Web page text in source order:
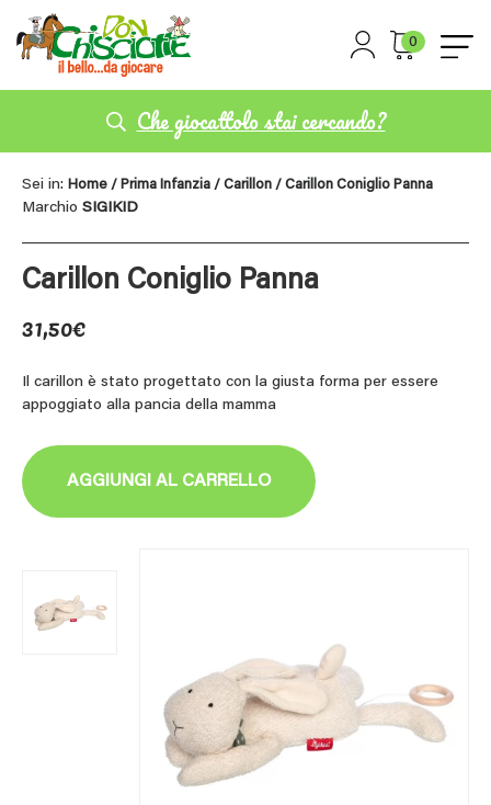
0
Che giocattolo stai cercando?
Sei in: Home / Prima Infanzia / Carillon / Carillon Coniglio Panna
Marchio SIGIKID
Carillon Coniglio Panna
31,50€
Il carillon è stato progettato con la giusta forma per essere
appoggiato alla pancia della mamma
AGGIUNGI AL CARRELLO